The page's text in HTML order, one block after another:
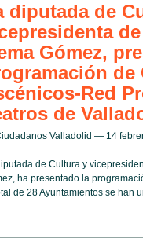
diputada de
Gómez,
de
Red
de
Valladolid — 14
de Cultura y
ha presentado la
de 28 Ayuntamientos se han